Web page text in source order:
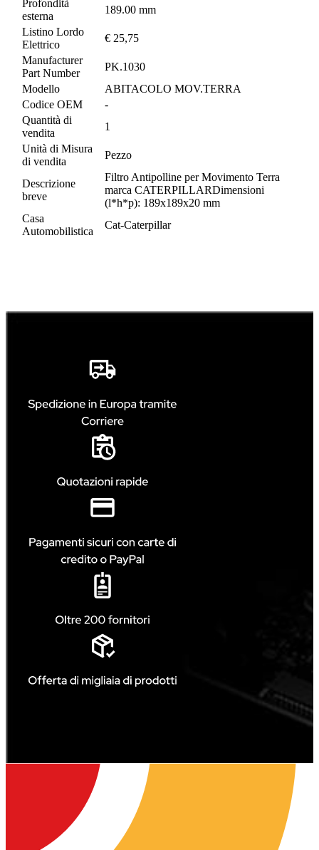
Profondità
esterna
189.00 mm
Listino Lordo
Elettrico
€ 25,75
Manufacturer
Part Number
PK.1030
Modello
ABITACOLO MOV.TERRA
Codice OEM
-
Quantità di
vendita
1
Unità di Misura
di vendita
Pezzo
Descrizione
breve
Filtro Antipolline per Movimento Terra
marca CATERPILLARDimensioni
(l*h*p): 189x189x20 mm
Casa
Automobilistica
Cat-Caterpillar